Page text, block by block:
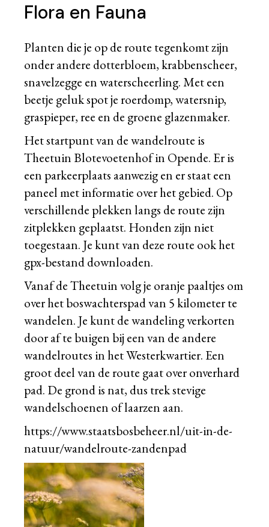
Flora en Fauna
Planten die je op de route tegenkomt zijn
onder andere dotterbloem, krabbenscheer,
snavelzegge en waterscheerling. Met een
beetje geluk spot je roerdomp, watersnip,
graspieper, ree en de groene glazenmaker.
Het startpunt van de wandelroute is
Theetuin Blotevoetenhofin Opende. Er is
een parkeerplaats aanwezig en er staat een
paneel met informatie over het gebied. Op
verschillende plekken langs de route zijn
zitplekken geplaatst. Honden zijn niet
toegestaan. Je kunt van deze route ook het
gpx-bestanddownloaden.
Vanaf de Theetuin volg je oranje paaltjes om
over het boswachterspad van 5 kilometer te
wandelen. Je kunt de wandeling verkorten
door af te buigen bij een van de andere
wandelroutes in het Westerkwartier. Een
groot deel van de route gaat over onverhard
pad. De grond is nat, dus trek stevige
wandelschoenen of laarzen aan.
https://www.staatsbosbeheer.nl/uit-in-de-
natuur/wandelroute-zandenpad